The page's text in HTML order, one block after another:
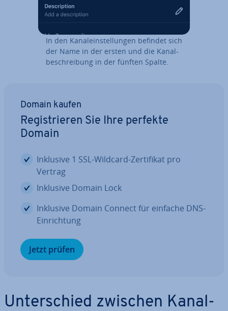
In den Ka­nal­ein­stel­lun­gen befindet sich
der Name in der ersten und die Ka­nal­
be­schrei­bung in der fünften Spalte.
Domain kaufen
Re­gis­trie­ren Sie Ihre perfekte
Domain
Inklusive 1 SSL-Wildcard-Zer­ti­fi­kat pro
Vertrag
Inklusive Domain Lock
Inklusive Domain Connect für einfache DNS-
Ein­rich­tung
Jetzt prüfen
Un­ter­schied zwischen Ka­nal­